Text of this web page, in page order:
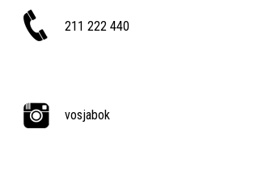
211 222 440
vosjabok